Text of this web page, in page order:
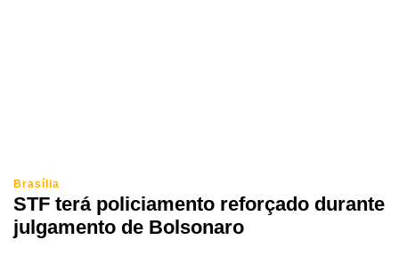
Brasília
STF terá policiamento reforçado durante
julgamento de Bolsonaro